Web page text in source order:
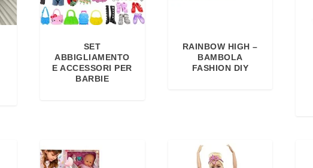
SET
ABBIGLIAMENTO
E ACCESSORI PER
BARBIE
RAINBOW HIGH –
BAMBOLA
FASHION DIY